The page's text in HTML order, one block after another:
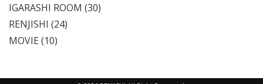
IGARASHI ROOM (30)
RENJISHI (24)
MOVIE (10)